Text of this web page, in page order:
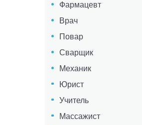
Фармацевт
Врач
Повар
Сварщик
Механик
Юрист
Учитель
Массажист